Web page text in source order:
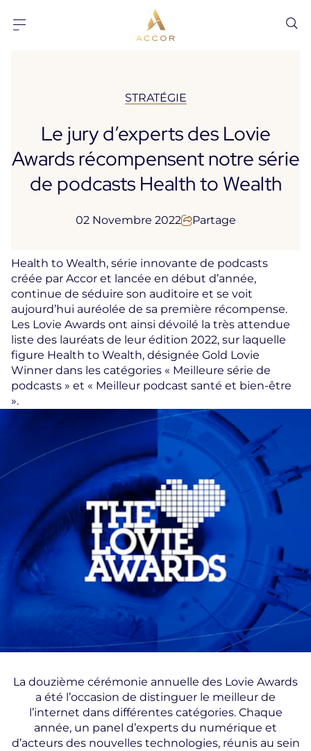
Aller au pied-de-page
STRATÉGIE
Le jury d’experts des Lovie
Awards récompensent notre série
de podcasts Health to Wealth
02 Novembre 2022 Partage
Health to Wealth, série innovante de podcasts
créée par Accor et lancée en début d’année,
continue de séduire son auditoire et se voit
aujourd’hui auréolée de sa première récompense.
Les Lovie Awards ont ainsi dévoilé la très attendue
liste des lauréats de leur édition 2022, sur laquelle
figure Health to Wealth, désignée Gold Lovie
Winner dans les catégories « Meilleure série de
podcasts » et « Meilleur podcast santé et bien-être
».
La douzième cérémonie annuelle des Lovie Awards
a été l’occasion de distinguer le meilleur de
l’internet dans différentes catégories. Chaque
année, un panel d’experts du numérique et
d’acteurs des nouvelles technologies, réunis au sein